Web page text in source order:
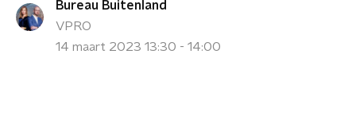
Bureau Buitenland
VPRO
14 maart 2023 13:30 - 14:00